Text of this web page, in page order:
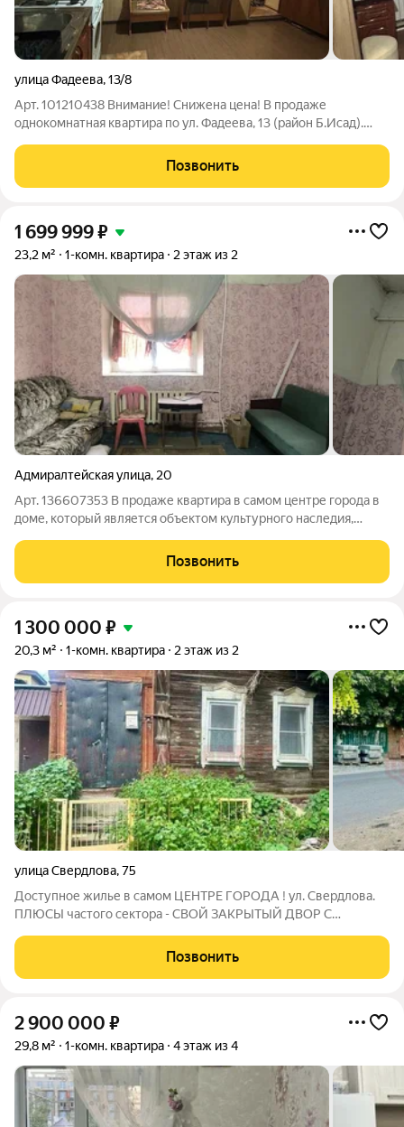
улица Фадеева,13/8
Арт. 101210438 Внимание! Снижена цена! В продаже
однокомнатная квартира по ул. Фадеева, 13 (район Б.Исад).
потолок/утеплены стены, надежная/проведена новая
электропроводка/установлен новый
Позвонить
1 699 999₽
23,2 м² 1-комн. квартира 2 этаж из 2
Адмиралтейская улица, 20
Арт. 136607353 В продаже квартира в самом центре города в
доме, который является объектом культурного наследия,
- 5 м, прекрасно подойдет чтобы сделать дизайнерский второй
этаж (например
Позвонить
1 300 000 ₽
20,3 м² 1-комн. квартира 2 этаж из 2
улица Свердлова,75
Доступное жилье в самом ЦЕНТРЕ ГОРОДА ! ул. Свердлова.
ПЛЮСЫ частого сектора - СВОЙ ЗАКРЫТЫЙ ДВОР С
хранения. ДВОР СКВОЗНОЙ вход и выход с ул. Красная
Набережная/Свердлова В доме всего - две
Позвонить
2 900 000 ₽
29,8 м² 1-комн. квартира 4 этаж из 4